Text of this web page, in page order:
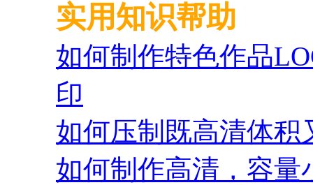
实用知识帮助
如何制作特色作品
印
如何压制既高清体积
如何制作高清，容量